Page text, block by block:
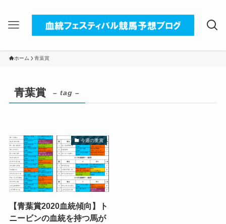
ホーム 青葉賞
青葉賞 – tag –
今週の重賞
【青葉賞2020血統傾向】ト
ニービンの血統を持つ馬が